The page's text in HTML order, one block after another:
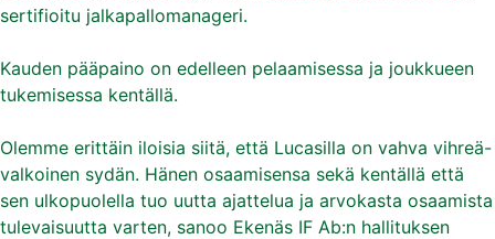
sertifioitu jalkapallomanageri.
Kauden pääpaino on edelleen pelaamisessa ja joukkueen
tukemisessa kentällä.
Olemme erittäin iloisia siitä, että Lucasilla on vahva vihreä-
valkoinen sydän. Hänen osaamisensa sekä kentällä että
sen ulkopuolella tuo uutta ajattelua ja arvokasta osaamista
tulevaisuutta varten, sanoo Ekenäs IF Ab:n hallituksen